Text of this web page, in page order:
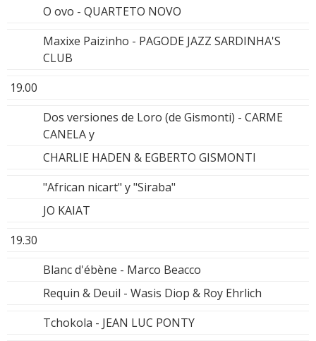
O ovo - QUARTETO NOVO
Maxixe Paizinho - PAGODE JAZZ SARDINHA'S
CLUB
19.00
Dos versiones de Loro (de Gismonti) - CARME
CANELA y
CHARLIE HADEN & EGBERTO GISMONTI
"African nicart" y "Siraba"
JO KAIAT
19.30
Blanc d'ébène - Marco Beacco
Requin & Deuil - Wasis Diop & Roy Ehrlich
Tchokola - JEAN LUC PONTY